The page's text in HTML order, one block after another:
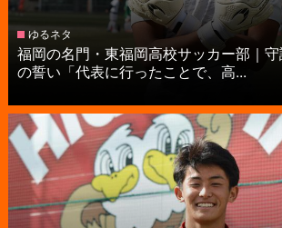
ゆるネタ
福岡の名門・東福岡高校サッカー部｜
の誓い「代表に行ったことで、高...